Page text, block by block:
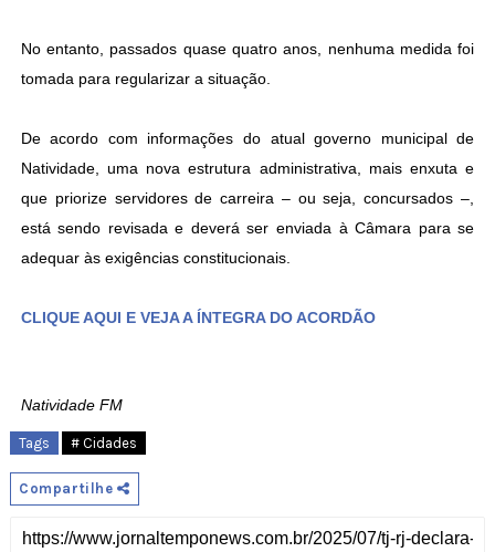
No entanto, passados quase quatro anos, nenhuma medida foi
tomada para regularizar a situação.
De acordo com informações do atual governo municipal de
Natividade, uma nova estrutura administrativa, mais enxuta e
que priorize servidores de carreira – ou seja, concursados –,
está sendo revisada e deverá ser enviada à Câmara para se
adequar às exigências constitucionais.
CLIQUE AQUI E VEJA A ÍNTEGRA DO ACORDÃO
Natividade FM
Tags # Cidades
Compartilhe